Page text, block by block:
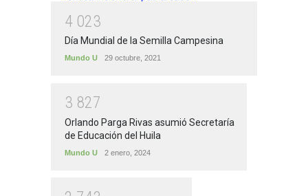
4 023
Día Mundial de la Semilla Campesina
Mundo U 29 octubre, 2021
3 827
Orlando Parga Rivas asumió Secretaría
de Educación del Huila
Mundo U 2 enero, 2024